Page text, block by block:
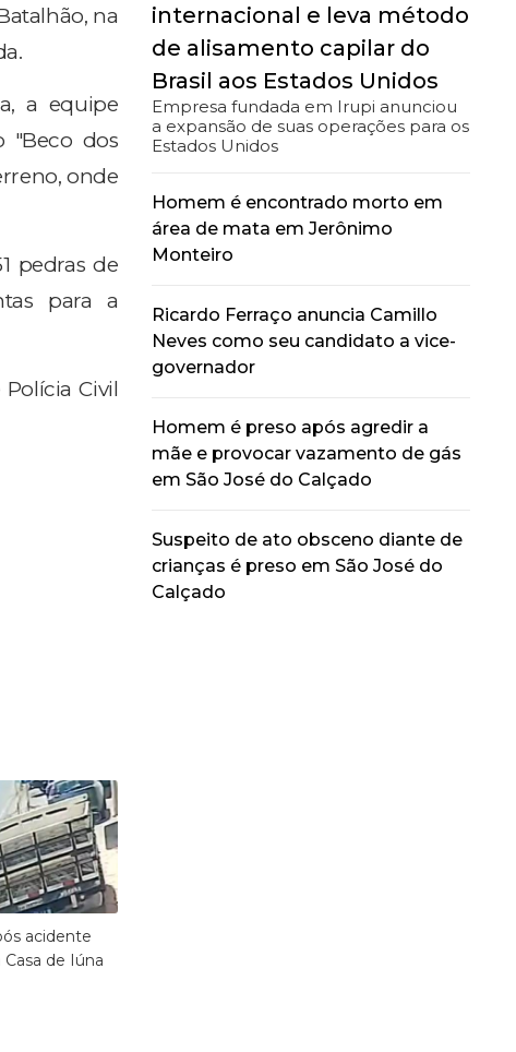
na
a equipe
"Beco dos
onde
pedras de
para a
Civil
acidente
de Iúna
internacional e leva método
de alisamento capilar do
Brasil aos Estados Unidos
Empresa fundada em Irupi anunciou
a expansão de suas operações para os
Estados Unidos
Homem é encontrado morto em
área de mata em Jerônimo
Monteiro
Ricardo Ferraço anuncia Camillo
Neves como seu candidato a vice-
governador
Homem é preso após agredir a
mãe e provocar vazamento de gás
em São José do Calçado
Suspeito de ato obsceno diante de
crianças é preso em São José do
Calçado